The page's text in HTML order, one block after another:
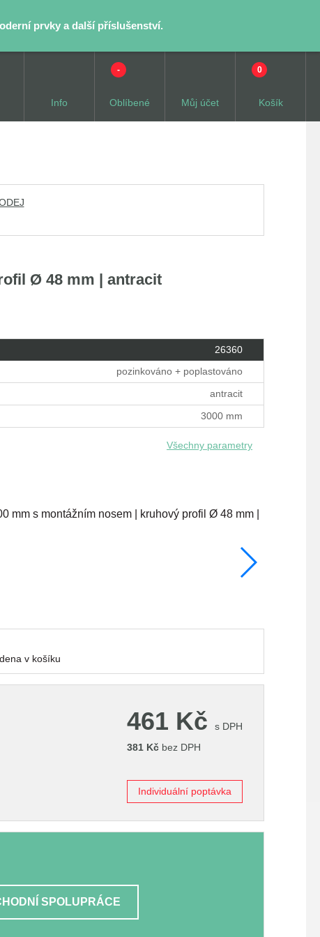
prvky a další příslušenství.
Info Oblíbené
-
Můj účet Košík
0
Ø 48 mm | antracit
26360
pozinkováno + poplastováno
antracit
3000 mm
Všechny parametry
v košíku
461 Kč
s DPH
381 Kč bez DPH
Individuální poptávka
SPOLUPRÁCE